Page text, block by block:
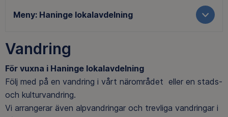
Meny: Haninge lokalavdelning
Vandring
För vuxna i Haninge lokalavdelning
Följ med på en vandring i vårt närområdet eller en stads-
och kulturvandring.
Vi arrangerar även alpvandringar och trevliga vandringar i